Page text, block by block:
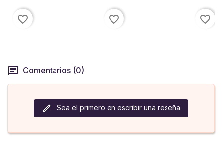
favorite_border favorite_border favorite_border
Comentarios (0)
Sea el primero en escribir una reseña